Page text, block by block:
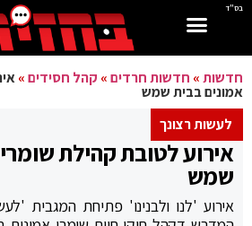
בס"ד
חדשות» חדשות חרדים» קהל חסידים»
אמונים בבית שמש
לעשות רצונך
אירוע לטובת קהילת
שמש
אירוע 'לנו ולבנינו' פתיחת המגבית